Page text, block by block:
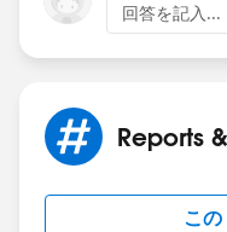
回答を記入...
Reports
こ